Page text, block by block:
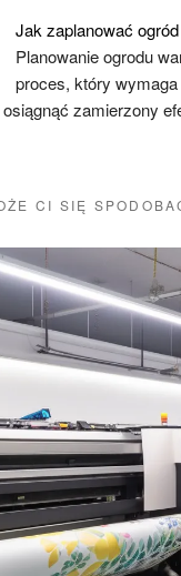
Jak zaplanować
Planowanie ogrodu
proces, który
osiągnąć zamierzony
CI SIĘ